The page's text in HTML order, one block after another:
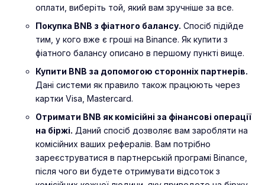
оплати, виберіть той, який вам зручніше за все.
Покупка BNB з фіатного балансу. Спосіб підійде
тим, у кого вже є гроші на Binance. Як купити з
фіатного балансу описано в першому пункті вище.
Купити BNB за допомогою сторонніх партнерів.
Дані системи як правило також працюють через
картки Visa, Mastercard.
Отримати BNB як комісійні за фінансові операції
на біржі. Даний спосіб дозволяє вам заробляти на
комісійних ваших рефералів. Вам потрібно
зареєструватися в партнерській програмі Binance,
після чого ви будете отримувати відсоток з